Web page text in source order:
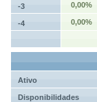
-3 0,00%
-4 0,00%
Ativo
Disponibilidades